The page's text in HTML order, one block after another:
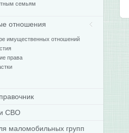
семьям
отношения
имущественных отношений
права
СВО
маломобильных групп